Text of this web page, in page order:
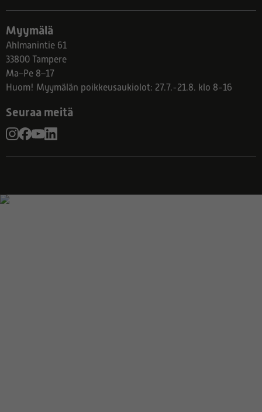
Myymälä
Ahlmanintie 61
33800 Tampere
Ma–Pe 8–17
Huom! Myymälän poikkeusaukiolot: 27.7.-21.8. klo 8-16
Seuraa meitä